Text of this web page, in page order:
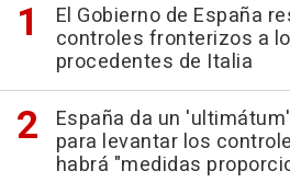
El Gobierno de España
controles fronterizos a
procedentes de Italia
España da un
para levantar los
habrá "medidas